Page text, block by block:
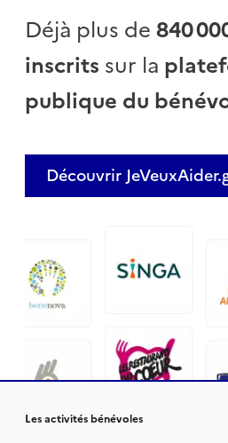
Déjà plus de840
inscrits sur la
publique du
Découvrir
Les activités bénévoles